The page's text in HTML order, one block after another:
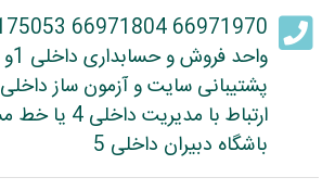
66971970 66971804 021-66175053
واحد فروش و حسابداری داخلی 1و 2
پشتیبانی سایت و آزمون ساز داخلی 3
ارتباط با مدیریت داخلی 4 یا خط مستقیم 66972478
باشگاه دبیران داخلی 5